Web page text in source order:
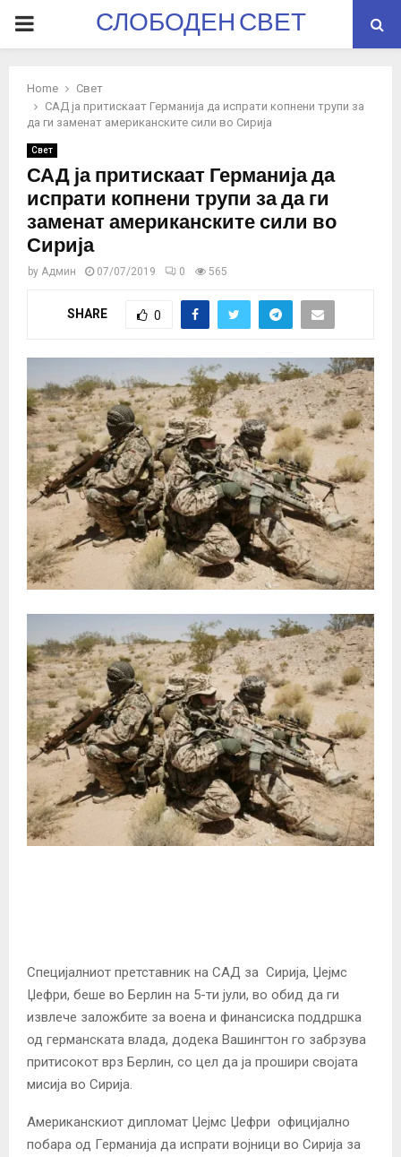
PRIMARYСЛОБОДЕН СВЕТ
Home
Свет
САД ја притискаат Германија да испрати копнени трупи за
да ги заменат американските сили во Сирија
Свет
САД ја притискаат Германија да
испрати копнени трупи за да ги
заменат американските сили во
Сирија
by Админ 07/07/2019 0 565
SHARE 0
Специјалниот претставник на САД за Сирија, Џејмс
Џефри, беше во Берлин на 5-ти јули, во обид да ги
извлече заложбите за воена и финансиска поддршка
од германската влада, додека Вашингтон го забрзува
притисокот врз Берлин, со цел да ја прошири својата
мисија во Сирија.
Американскиот дипломат Џејмс Џефри официјално
побара од Германија да испрати војници во Сирија за